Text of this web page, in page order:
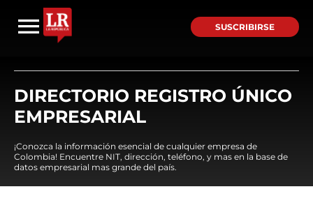
SUSCRIBIRSE
DIRECTORIO REGISTRO ÚNICO
EMPRESARIAL
¡Conozca la información esencial de cualquier empresa de
Colombia! Encuentre NIT, dirección, teléfono, y mas en la base de
datos empresarial mas grande del país.